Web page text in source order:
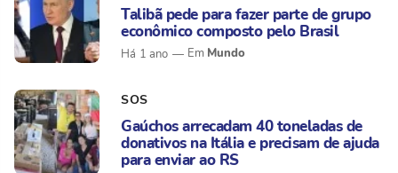
Talibã pede para fazer parte de grupo
econômico composto pelo Brasil
Há 1 ano Mundo
SOS
Gaúchos arrecadam 40 toneladas de
donativos na Itália e precisam de ajuda
para enviar ao RS